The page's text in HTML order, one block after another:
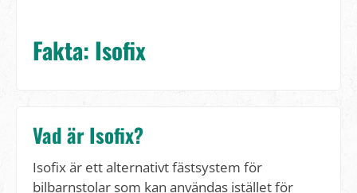
Fakta: Isofix
Vad är Isofix?
Isofix är ett alternativt fästsystem för
bilbarnstolar som kan användas istället för